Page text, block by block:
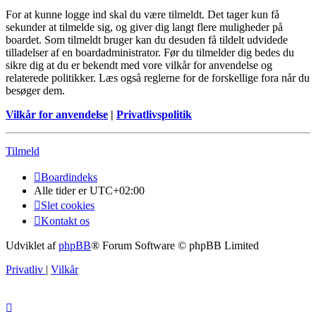
For at kunne logge ind skal du være tilmeldt. Det tager kun få
sekunder at tilmelde sig, og giver dig langt flere muligheder på
boardet. Som tilmeldt bruger kan du desuden få tildelt udvidede
tilladelser af en boardadministrator. Før du tilmelder dig bedes du
sikre dig at du er bekendt med vore vilkår for anvendelse og
relaterede politikker. Læs også reglerne for de forskellige fora når du
besøger dem.
Vilkår for anvendelse | Privatlivspolitik
Tilmeld
Boardindeks
Alle tider erUTC+02:00
Slet cookies
Kontakt os
Udviklet afphpBB® Forum Software © phpBB Limited
Privatliv | Vilkår